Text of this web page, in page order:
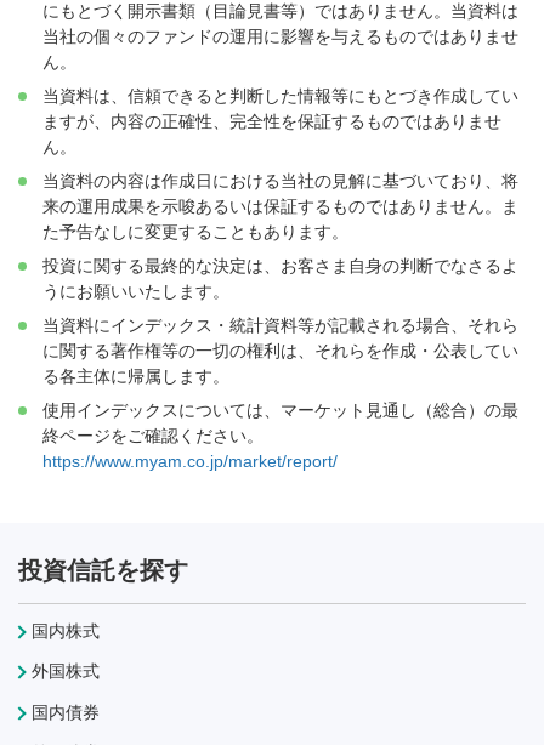
にもとづく開示書類（目論見書等）ではありません。当資料は
当社の個々のファンドの運用に影響を与えるものではありませ
ん。
当資料は、信頼できると判断した情報等にもとづき作成してい
ますが、内容の正確性、完全性を保証するものではありませ
ん。
当資料の内容は作成日における当社の見解に基づいており、将
来の運用成果を示唆あるいは保証するものではありません。ま
た予告なしに変更することもあります。
投資に関する最終的な決定は、お客さま自身の判断でなさるよ
うにお願いいたします。
当資料にインデックス・統計資料等が記載される場合、それら
に関する著作権等の一切の権利は、それらを作成・公表してい
る各主体に帰属します。
使用インデックスについては、マーケット見通し（総合）の最
終ページをご確認ください。
https://www.myam.co.jp/market/report/
投資信託を探す
国内株式
外国株式
国内債券